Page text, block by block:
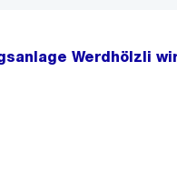
Werdhölzli